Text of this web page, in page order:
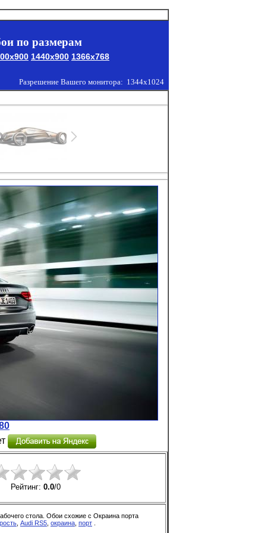
по размерам
1440x900 1366x768
Разрешение Вашего монитора: 1344x1024
Рейтинг: 0.0/0
стола. Обои схожие с Окраина порта
Audi RS5 окраина порт